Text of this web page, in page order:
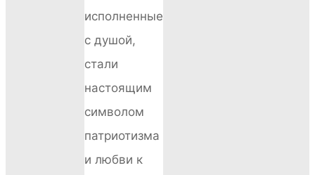
исполненные
с душой,
стали
настоящим
символом
патриотизма
и любви к